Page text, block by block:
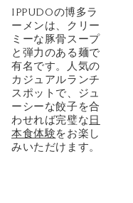
IPPUDOの博多ラ
ーメンは、クリー
ミーな豚骨スープ
と弾力のある麺で
有名です。人気の
カジュアルランチ
スポットで、ジュ
ーシーな餃子を合
わせれば完璧な 日
本食体験 をお楽し
みいただけます。